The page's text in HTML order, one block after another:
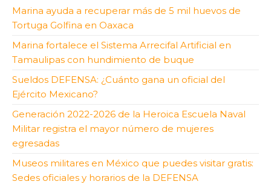
Marina ayuda a recuperar más de 5 mil huevos de
Tortuga Golfina en Oaxaca
Marina fortalece el Sistema Arrecifal Artificial en
Tamaulipas con hundimiento de buque
Sueldos DEFENSA: ¿Cuánto gana un oficial del
Ejército Mexicano?
Generación 2022-2026 de la Heroica Escuela Naval
Militar registra el mayor número de mujeres
egresadas
Museos militares en México que puedes visitar gratis:
Sedes oficiales y horarios de la DEFENSA